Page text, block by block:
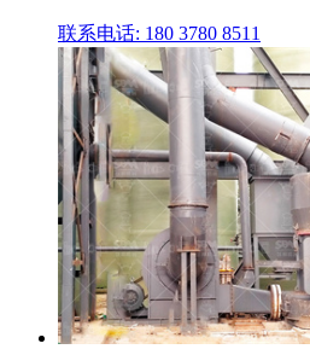
联系电话: 180 3780 8511